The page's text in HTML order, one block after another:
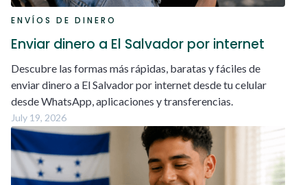
ENVÍOS DE DINERO
Enviar dinero a El Salvador por internet
Descubre las formas más rápidas, baratas y fáciles de
enviar dinero a El Salvador por internet desde tu celular
desde WhatsApp, aplicaciones y transferencias.
July 19, 2026